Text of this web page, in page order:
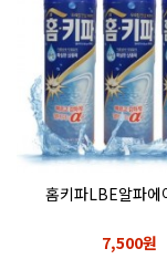
홈키파LBE알파에
7,500원